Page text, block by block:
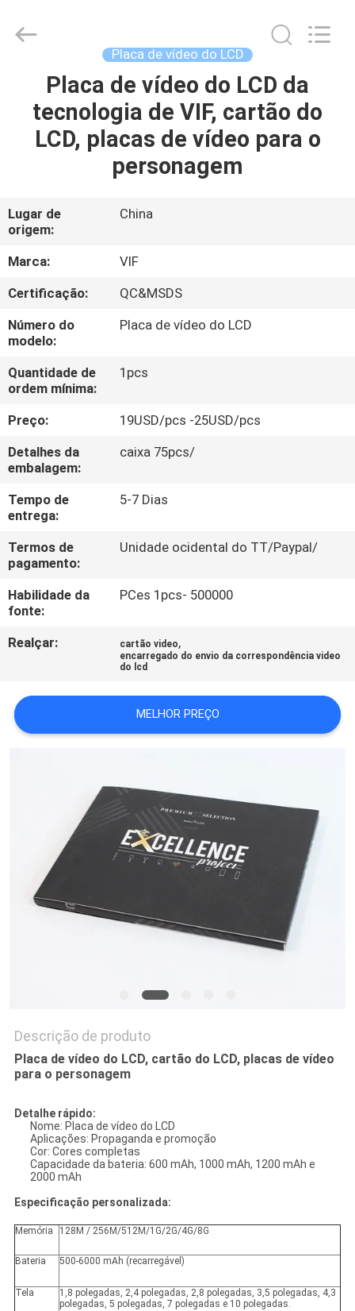
CASA
PRODUTOS
NÓS
EXCURSÃO
DA
FÁBRICA
CONTROLE
DA
QUALIDADE
CONTACTE-
NOS
PEÇA
UMAS
CITAÇÕES
MAPA
SITE
Technology
Placa de vídeo do LCD
Placa de vídeo do LCD da
tecnologia de VIF, cartão do
LCD, placas de vídeo para o
personagem
Lugar de
origem:
China
Marca:
VIF
Certificação:
QC&MSDS
Número do
modelo:
Placa de vídeo do LCD
Quantidade de
ordem mínima:
1pcs
Preço:
19USD/pcs -25USD/pcs
Detalhes da
embalagem:
caixa 75pcs/
Tempo de
entrega:
5-7 Dias
Termos de
pagamento:
Unidade ocidental do TT/Paypal/
Habilidade da
fonte:
PCes 1pcs- 500000
Realçar: cartão video,
encarregado do envio da correspondência video
do lcd
MELHOR PREÇO
Descrição de produto
Placa de vídeo do LCD, cartão do LCD, placas de vídeo
para o personagem
Detalhe rápido:
Nome: Placa de vídeo do LCD
Aplicações: Propaganda e promoção
Cor: Cores completas
Capacidade da bateria: 600 mAh, 1000 mAh, 1200 mAh e
2000 mAh
Especificação personalizada:
Memória 128M / 256M/512M/1G/2G/4G/8G
Bateria 500-6000 mAh (recarregável)
Tela
1,8 polegadas, 2,4 polegadas, 2,8 polegadas, 3,5 polegadas, 4,3
polegadas, 5 polegadas, 7 polegadas e 10 polegadas.